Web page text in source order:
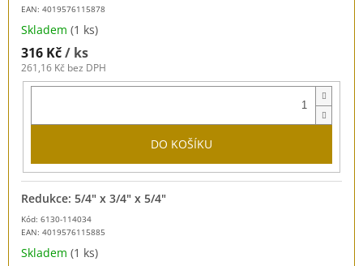
EAN: 4019576115878
Skladem (1 ks)
316 Kč/ ks
261,16 Kč bez DPH
DO KOŠÍKU
Kód: 6130-114034
EAN: 4019576115885
Redukce: 5/4" x 3/4" x 5/4"
Skladem (1 ks)